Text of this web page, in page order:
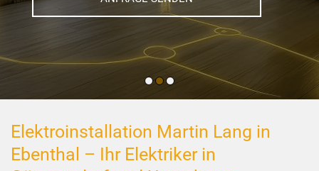
Elektroinstallation Martin Lang in
Ebenthal – Ihr Elektriker in